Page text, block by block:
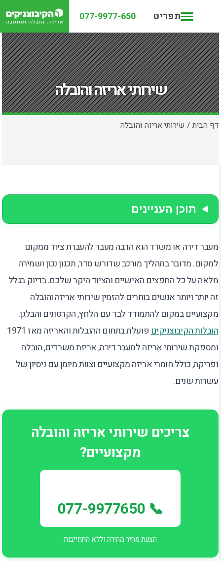
תפריט 077-9977-650
שירותי אריזה והובלה
דף הבית / שירותי אריזה והובלה
תוכן העניינים
מעבר דירה או משרד הוא הרבה מעבר להעברת ציוד ממקום
למקום. מדובר בתהליך מורכב שדורש סדר, תכנון נכון ושמירה
מלאה על כל החפצים האישיים והציוד היקר שלכם. בדיוק בגלל
זה יותר ויותר אנשים בוחרים להזמין שירותי אריזה והובלה
מקצועיים במקום להתמודד לבד עם הלחץ, הקרטונים והבלגן.
הובלות הקיבוצניקים
פועלת בתחום ההובלות והאריזה מאז 1971
ומספקת שירותי אריזה למעבר דירה, אריזת משרדים, הובלה
ופריקה, כולל חומרי אריזה מקצועיים וצוות מיומן עם ניסיון של
עשרות שנים.
צריכים שירותי אריזה והובלה
מקצועיים?
📞 077-9977650
הצעת מחיר מהירה וללא התחייבות